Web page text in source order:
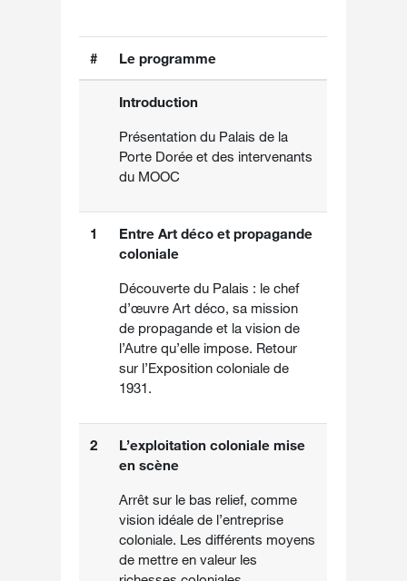
# Le programme
Introduction
Présentation du Palais de la
Porte Dorée et des intervenants
du MOOC
1
Entre Art déco et propagande
coloniale
Découverte du Palais : le chef
d’œuvre Art déco, sa mission
de propagande et la vision de
l’Autre qu’elle impose. Retour
sur l’Exposition coloniale de
1931.
2
L’exploitation coloniale mise
en scène
Arrêt sur le bas relief, comme
vision idéale de l’entreprise
coloniale. Les différents moyens
de mettre en valeur les